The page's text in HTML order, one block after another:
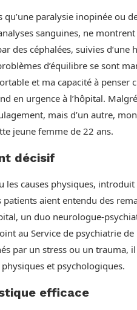
paralysie inopinée ou
sanguines, ne
des céphalées, suivies
d’équilibre se sont
et ma capacité à penser
en urgence à l’hôpital.
mais d’un autre,
jeune femme de 22 ans.
décisif
les causes physiques,
aient entendu des
un duo neurologue-
au Service de psychiatrie
par un stress ou un trauma,
et psychologiques.
efficace